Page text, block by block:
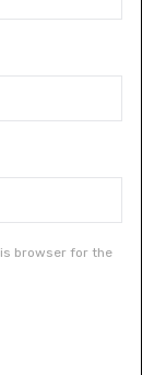
browser for the